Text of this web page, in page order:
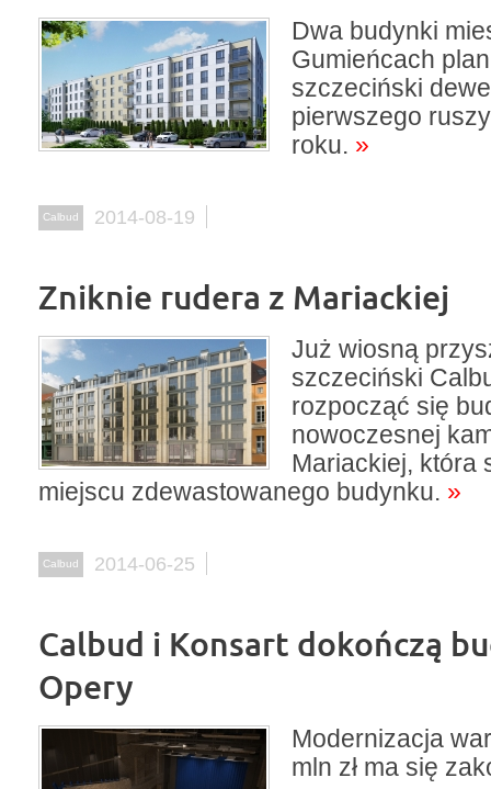
Dwa budynki
Gumieńcach
szczeciński
pierwszego
roku. »
Calbud 2014-08-19
Zniknie rudera z Mariackiej
Już wiosną
szczeciński
rozpocząć się
nowoczesnej
Mariackiej, która
miejscu zdewastowanego budynku. »
Calbud 2014-06-25
Calbud i Konsart dokończą
Opery
Modernizacja
mln zł ma się